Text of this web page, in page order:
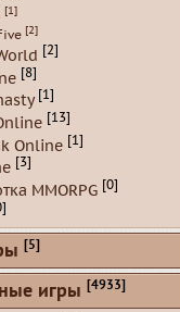
[1]
[2]
[2]
[8]
[1]
[13]
Online [1]
[3]
MMORPG [0]
[5]
игры [4933]